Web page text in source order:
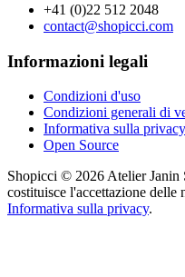
+41 (0)22 512 2048
contact@shopicci.com
Informazioni legali
Condizioni d'uso
Condizioni generali di
Informativa sulla privacy
Open Source
Shopicci © 2026 Atelier
costituisce l'accettazione delle
Informativa sulla privacy.